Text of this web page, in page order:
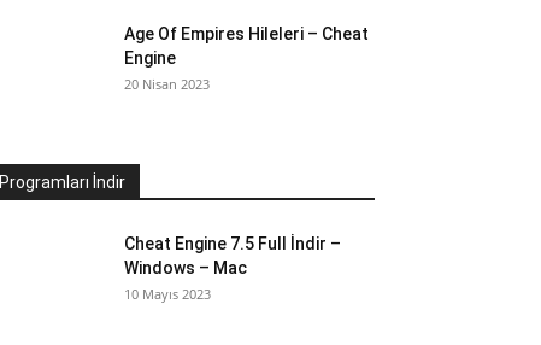
Age Of Empires Hileleri – Cheat
Engine
20 Nisan 2023
Programları İndir
Cheat Engine 7.5 Full İndir –
Windows – Mac
10 Mayıs 2023